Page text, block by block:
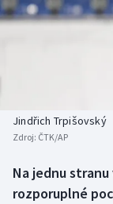
Americký
Biatlon
Box
NEPŘEHLÉDNĚTE
Aplikace ČT
Jindřich Trpišovský
Zdroj: ČTK/AP
Na jednu
rozporuplné